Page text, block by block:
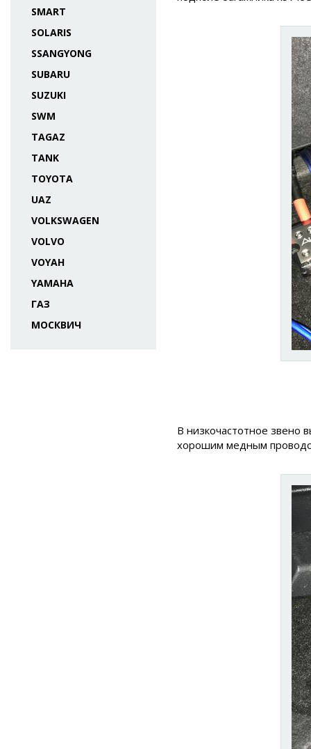
SMART
SOLARIS
SSANGYONG
SUBARU
SUZUKI
SWM
TAGAZ
TANK
TOYOTA
UAZ
VOLKSWAGEN
VOLVO
VOYAH
YAMAHA
ГАЗ
МОСКВИЧ
В низкочастотное
хорошим медным